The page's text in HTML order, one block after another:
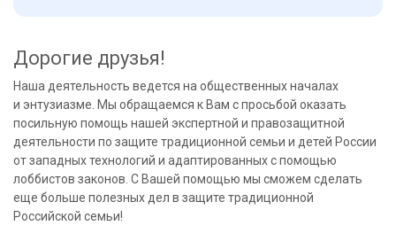
Дорогие друзья!
Наша деятельность ведется на общественных началах
и энтузиазме. Мы обращаемся к Вам с просьбой оказать
посильную помощь нашей экспертной и правозащитной
деятельности по защите традиционной семьи и детей России
от западных технологий и адаптированных с помощью
лоббистов законов. С Вашей помощью мы сможем сделать
еще больше полезных дел в защите традиционной
Российской семьи!